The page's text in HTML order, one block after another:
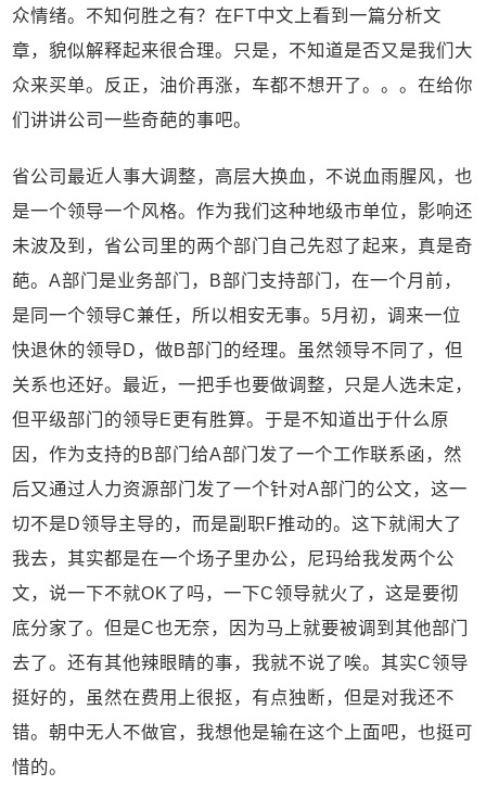
众情绪。不知何胜之有？在FT中文上看到一篇分析文
章，貌似解释起来很合理。只是，不知道是否又是我们大
众来买单。反正，油价再涨，车都不想开了。。。在给你
们讲讲公司一些奇葩的事吧。
省公司最近人事大调整，高层大换血，不说血雨腥风，也
是一个领导一个风格。作为我们这种地级市单位，影响还
未波及到，省公司里的两个部门自己先怼了起来，真是奇
葩。A部门是业务部门，B部门支持部门，在一个月前，
是同一个领导C兼任，所以相安无事。5月初，调来一位
快退休的领导D，做B部门的经理。虽然领导不同了，但
关系也还好。最近，一把手也要做调整，只是人选未定，
但平级部门的领导E更有胜算。于是不知道出于什么原
因，作为支持的B部门给A部门发了一个工作联系函，然
后又通过人力资源部门发了一个针对A部门的公文，这一
切不是D领导主导的，而是副职F推动的。这下就闹大了
我去，其实都是在一个场子里办公，尼玛给我发两个公
文，说一下不就OK了吗，一下C领导就火了，这是要彻
底分家了。但是C也无奈，因为马上就要被调到其他部门
去了。还有其他辣眼睛的事，我就不说了唉。其实C领导
挺好的，虽然在费用上很抠，有点独断，但是对我还不
错。朝中无人不做官，我想他是输在这个上面吧，也挺可
惜的。